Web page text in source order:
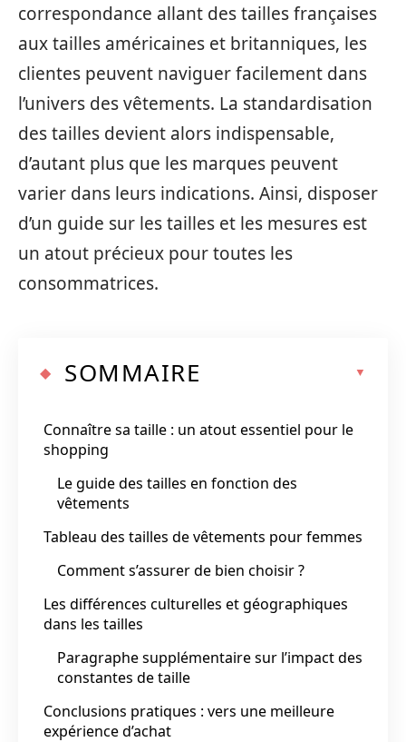
correspondance allant des tailles françaises
aux tailles américaines et britanniques, les
clientes peuvent naviguer facilement dans
l’univers des vêtements. La standardisation
des tailles devient alors indispensable,
d’autant plus que les marques peuvent
varier dans leurs indications. Ainsi, disposer
d’un guide sur les tailles et les mesures est
un atout précieux pour toutes les
consommatrices.
SOMMAIRE
Connaître sa taille : un atout essentiel pour le
shopping
Le guide des tailles en fonction des
vêtements
Tableau des tailles de vêtements pour femmes
Comment s’assurer de bien choisir ?
Les différences culturelles et géographiques
dans les tailles
Paragraphe supplémentaire sur l’impact des
constantes de taille
Conclusions pratiques : vers une meilleure
expérience d’achat